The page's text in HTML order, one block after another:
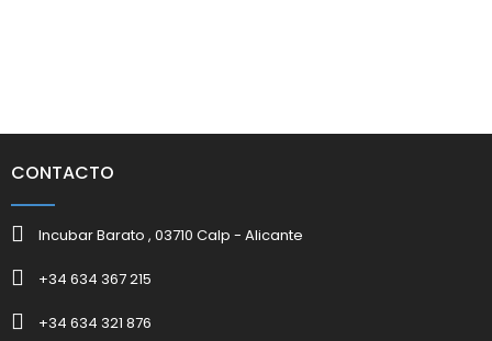
CONTACTO
Incubar Barato , 03710 Calp - Alicante
+34 634 367 215
+34 634 321 876